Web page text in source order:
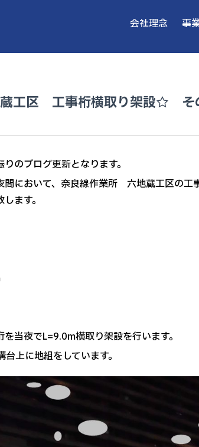
会社理念 事
蔵工区 工事桁横取り架設☆
のブログ更新となります。
において、奈良線作業所 六地蔵工区の工
ます。
当夜でL=9.0m横取り架設を行います。
上に地組をしています。